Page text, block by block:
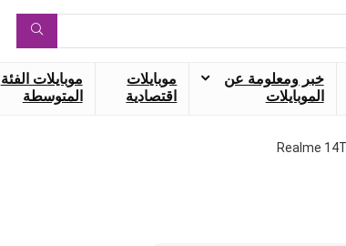
خبر ومعلومة عن
الموبايلات
موبايلات
اقتصادية
موبايلات الفئة
المتوسطة